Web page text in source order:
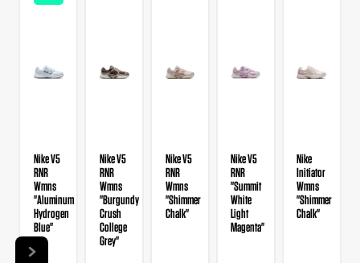
Nike V5
RNR
Wmns
"Aluminum
Hydrogen
Blue"
Nike V5
RNR
Wmns
"Burgundy
Crush
College
Grey"
Nike V5
RNR
Wmns
"Shimmer
Chalk"
Nike V5
RNR
"Summit
White
Light
Magenta"
Nike
Initiator
Wmns
"Shimmer
Chalk"